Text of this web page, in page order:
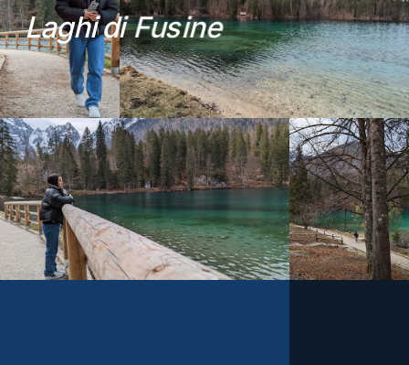
LaghidiFusine